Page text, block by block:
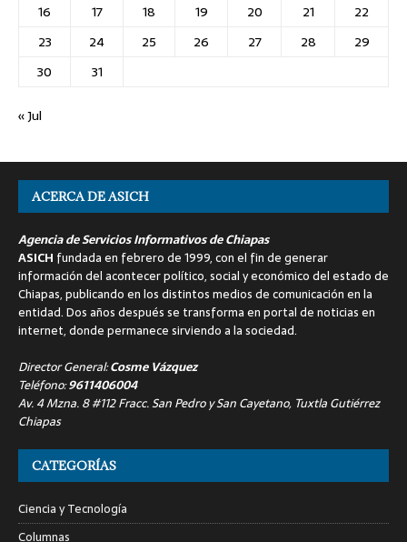
16
17 18 19 20 21
22
23
24 25 26 27 28
29
30
31
« Jul
ACERCA DE ASICH
Agencia de Servicios Informativos de Chiapas
ASICH fundada en febrero de 1999, con el fin de generar
información del acontecer político, social y económico del estado de
Chiapas, publicando en los distintos medios de comunicación en la
entidad. Dos años después se transforma en portal de noticias en
internet, donde permanece sirviendo a la sociedad.
Director General:Cosme Vázquez
Teléfono:9611406004
Av. 4 Mzna. 8 #112 Fracc. San Pedro y San Cayetano, Tuxtla Gutiérrez
Chiapas
CATEGORÍAS
Ciencia y Tecnología
Columnas